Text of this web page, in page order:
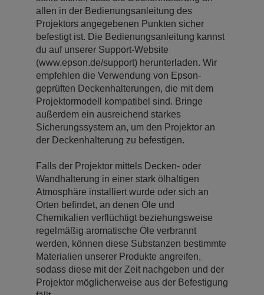
allen in der Bedienungsanleitung des
Projektors angegebenen Punkten sicher
befestigt ist. Die Bedienungsanleitung kannst
du auf unserer Support-Website
(www.epson.de/support) herunterladen. Wir
empfehlen die Verwendung von Epson-
geprüften Deckenhalterungen, die mit dem
Projektormodell kompatibel sind. Bringe
außerdem ein ausreichend starkes
Sicherungssystem an, um den Projektor an
der Deckenhalterung zu befestigen.
Falls der Projektor mittels Decken- oder
Wandhalterung in einer stark ölhaltigen
Atmosphäre installiert wurde oder sich an
Orten befindet, an denen Öle und
Chemikalien verflüchtigt beziehungsweise
regelmäßig aromatische Öle verbrannt
werden, können diese Substanzen bestimmte
Materialien unserer Produkte angreifen,
sodass diese mit der Zeit nachgeben und der
Projektor möglicherweise aus der Befestigung